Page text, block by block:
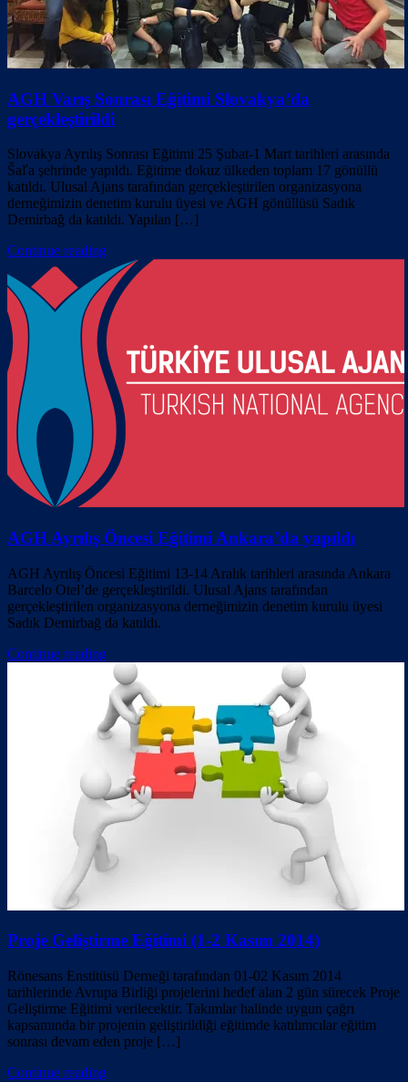
AGH Varış Sonrası Eğitimi Slovakya’da
gerçekleştirildi
Slovakya Ayrılış Sonrası Eğitimi 25 Şubat-1 Mart tarihleri arasında
Šaľa şehrinde yapıldı. Eğitime dokuz ülkeden toplam 17 gönüllü
katıldı. Ulusal Ajans tarafından gerçekleştirilen organizasyona
derneğimizin denetim kurulu üyesi ve AGH gönüllüsü Sadık
Demirbağ da katıldı. Yapılan […]
Continue reading
AGH Ayrılış Öncesi Eğitimi Ankara’da yapıldı
AGH Ayrılış Öncesi Eğitimi 13-14 Aralık tarihleri arasında Ankara
Barcelo Otel’de gerçekleştirildi. Ulusal Ajans tarafından
gerçekleştirilen organizasyona derneğimizin denetim kurulu üyesi
Sadık Demirbağ da katıldı.
Continue reading
Proje Geliştirme Eğitimi (1-2 Kasım 2014)
Rönesans Enstitüsü Derneği tarafından 01-02 Kasım 2014
tarihlerinde Avrupa Birliği projelerini hedef alan 2 gün sürecek Proje
Geliştirme Eğitimi verilecektir. Takımlar halinde uygun çağrı
kapsamında bir projenin geliştirildiği eğitimde katılımcılar eğitim
sonrası devam eden proje […]
Continue reading